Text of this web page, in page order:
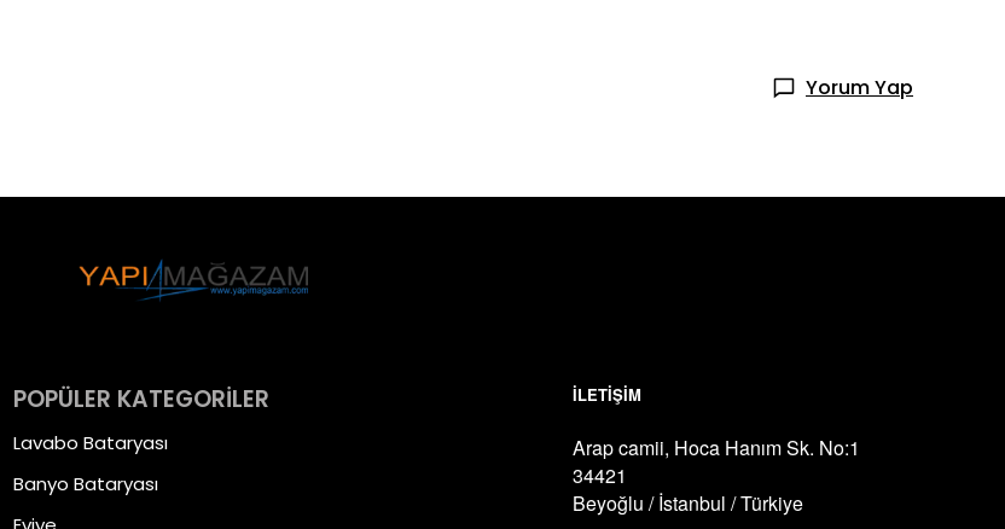
Yorum Yap
POPÜLER KATEGORİLER
Lavabo Bataryası
Banyo Bataryası
İLETİŞİM
Arap camii, Hoca Hanım Sk. No:1
34421
Beyoğlu / İstanbul / Türkiye